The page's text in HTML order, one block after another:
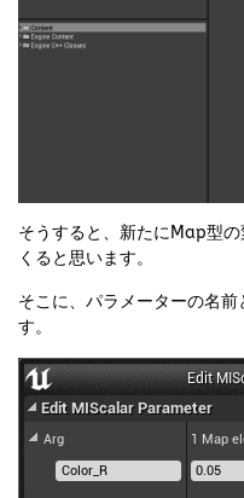
そうすると、新たにMap型
くると思います。
そこに、パラメーターの名
す。